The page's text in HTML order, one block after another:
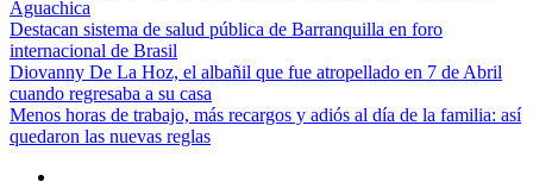
Aguachica
Destacan sistema de salud pública de Barranquilla en foro
internacional de Brasil
Diovanny De La Hoz, el albañil que fue atropellado en 7 de Abril
cuando regresaba a su casa
Menos horas de trabajo, más recargos y adiós al día de la familia: así
quedaron las nuevas reglas